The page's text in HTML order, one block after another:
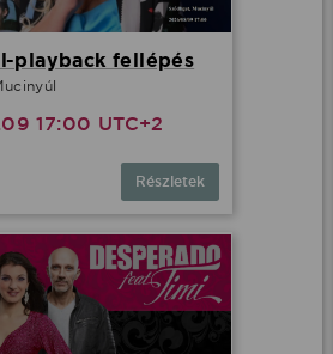
playback fellépés
17:00 UTC+2
Részletek